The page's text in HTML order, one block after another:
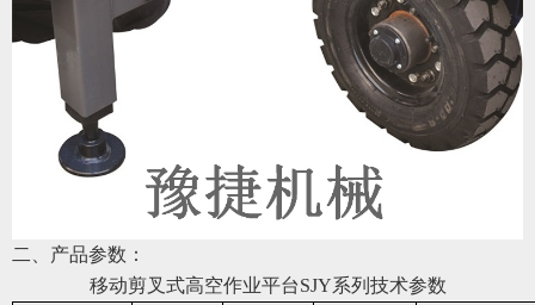
二、产品参数：
移动剪叉式高空作业平台SJY系列 技术参数